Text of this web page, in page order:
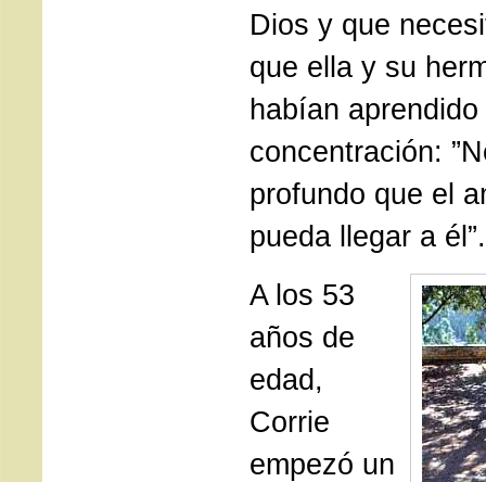
Dios y que
que ella y su
habían
concentración:
profundo que el
pueda llegar a él”.
A los 53
años de
edad,
Corrie
empezó un